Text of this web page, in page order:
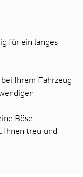
für ein langes
Ihrem Fahrzeug
Böse
Ihnen treu und